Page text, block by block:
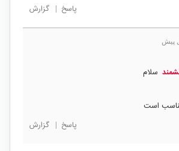
پاسخ | گزارش
سلام
است
پاسخ | گزارش